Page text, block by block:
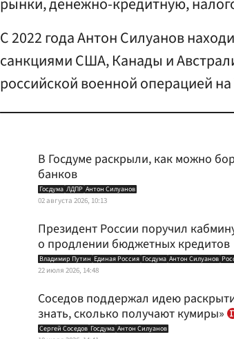
С 2022 года Антон Силуанов
санкциями США, Канады и
российской военной операцией
В Госдуме раскрыли, как можно
банков
Госдума ЛДПР Антон Силуанов
02 августа 2026, 10:13
Президент России поручил
о продлении бюджетных кредитов
Владимир Путин Единая Россия Госдума Антон Силуанов
22 июля 2026, 14:48
Соседов поддержал идею
знать, сколько получают кумиры»
Сергей Соседов Госдума Антон Силуанов